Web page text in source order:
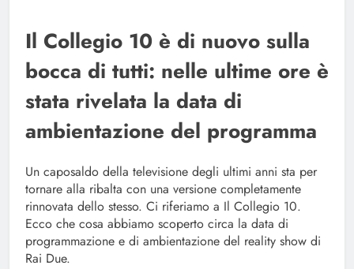
Il Collegio 10 è di nuovo sulla
bocca di tutti: nelle ultime ore è
stata rivelata la data di
ambientazione del programma
Un caposaldo della televisione degli ultimi anni sta per
tornare alla ribalta con una versione completamente
rinnovata dello stesso. Ci riferiamo a Il Collegio 10.
Ecco che cosa abbiamo scoperto circa la data di
programmazione e di ambientazione del reality show di
Rai Due.